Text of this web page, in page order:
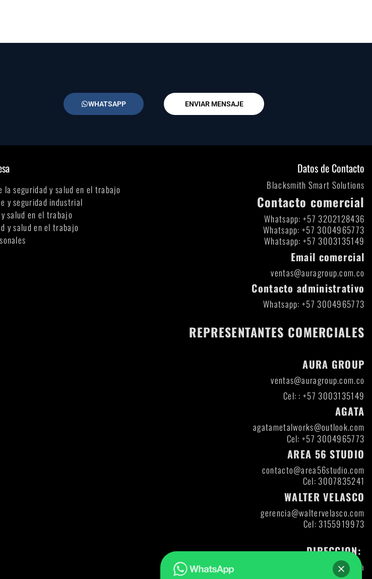
WHATSAPP ENVIAR MENSAJE
la seguridad y salud en el trabajo
y seguridad industrial
salud en el trabajo
y salud en el trabajo
Datos de Contacto
Blacksmith Smart Solutions
Contacto comercial
Whatsapp: +57 3202128436
Whatsapp: +57 3004965773
Whatsapp: +57 3003135149
Email comercial
ventas@auragroup.com.co
Contacto administrativo
Whatsapp: +57 3004965773
REPRESENTANTES COMERCIALES
AURA GROUP
ventas@auragroup.com.co
Cel: : +57 3003135149
AGATA
agatametalworks@outlook.com
Cel: +57 3004965773
AREA 56 STUDIO
contacto@area56studio.com
Cel: 3007835241
WALTER VELASCO
gerencia@waltervelasco.com
Cel: 3155919973
DIRECCION:
Itagui- Antioquia